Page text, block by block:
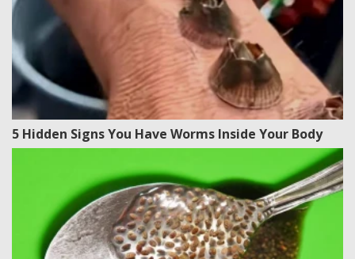
5 Hidden Signs You Have Worms Inside Your Body